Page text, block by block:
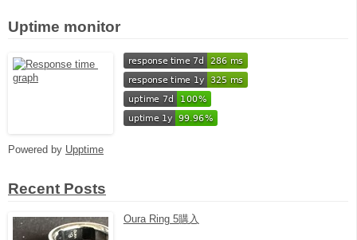
Uptime monitor
Powered by Upptime
Recent Posts
Oura Ring 5購入